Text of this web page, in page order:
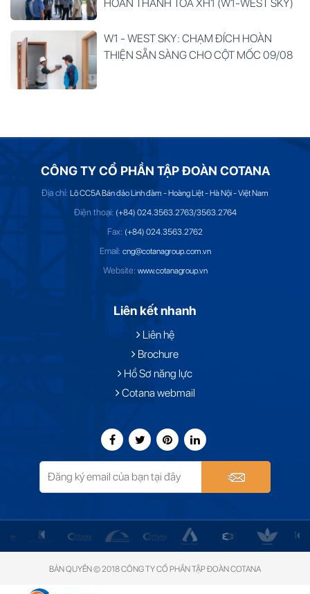
HOÀN THÀNH TOÀ XH1 (W1-WEST SKY)
W1 - WEST SKY: CHẠM ĐÍCH HOÀN
THIỆN SẴN SÀNG CHO CỘT MỐC 09/08
CÔNG TY CỔ PHẦN TẬP ĐOÀN COTANA
Địa chỉ: Lô CC5A Bán đảo Linh đàm - Hoàng Liệt - Hà Nội - Việt Nam
Điện thoại: (+84) 024.3563.2763/3563.2764
Fax: (+84) 024.3563.2762
Email: cng@cotanagroup.com.vn
Website: www.cotanagroup.vn
Liên kết nhanh
Liên hệ
Brochure
Hồ Sơ năng lực
Cotana webmail
BẢN QUYỀN © 2018 CÔNG TY CỔ PHẦN TẬP ĐOÀN COTANA